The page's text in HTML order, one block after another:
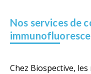
Nos services de
Chez Biospective,